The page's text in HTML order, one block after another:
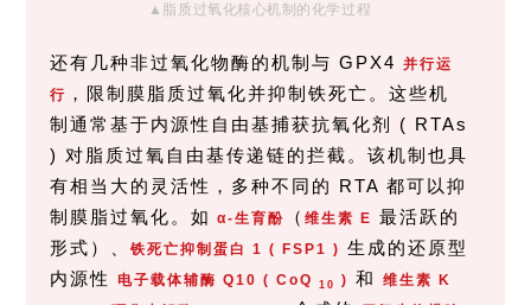
▲脂质过氧化核心机制的化学过程
还有几种非过氧化物酶的机制与 GPX4并行运
行 ，限制膜脂质过氧化并抑制铁死亡。这些机
制通常基于内源性自由基捕获抗氧化剂 ( RTAs
) 对脂质过氧自由基传递链的拦截。该机制也具
有相当大的灵活性，多种不同的 RTA 都可以抑
制膜脂过氧化。如 α-生育酚 （维生素 E 最活跃的
形式）、铁死亡抑制蛋白 1 ( FSP1 )
生成的还原型
内源性电子载体辅酶 Q10 ( CoQ10 ) 和维生素 K